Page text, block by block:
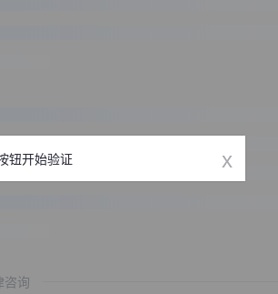
咨询
钮开始验证 x